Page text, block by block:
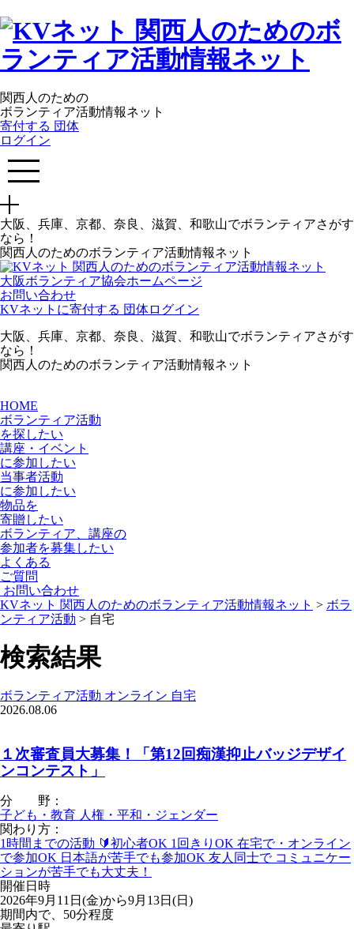
関西人のための
ボランティア活動情報ネット
寄付する 団体
ログイン
大阪、兵庫、京都、奈良、滋賀、和歌山でボランティアさがす
なら！
関西人のためのボランティア活動情報ネット
大阪ボランティア協会ホームページ
お問い合わせ
KVネットに寄付する 団体ログイン
大阪、兵庫、京都、奈良、滋賀、和歌山でボランティアさがす
なら！
関西人のためのボランティア活動情報ネット
HOME
ボランティア活動
を探したい
講座・イベント
に参加したい
当事者活動
に参加したい
物品を
寄贈したい
ボランティア、講座の
参加者を募集したい
よくある
ご質問
お問い合わせ
KVネット 関西人のためのボランティア活動情報ネット > ボラ
ンティア活動 > 自宅
検索結果
ボランティア活動 オンライン 自宅
2026.08.06
１次審査員大募集！「第12回痴漢抑止バッジデザイ
ンコンテスト」
分 野：
子ども・教育 人権・平和・ジェンダー
関わり方：
1時間までの活動 🔰初心者OK 1回きりOK 在宅で・オンライン
で参加OK 日本語が苦手でも参加OK 友人同士で コミュニケー
ションが苦手でも大丈夫！
開催日時
2026年9月11日(金)から9月13日(日)
期間内で、50分程度